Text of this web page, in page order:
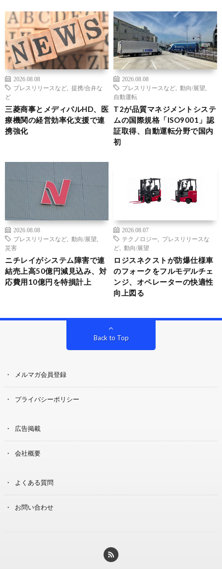
2026.08.08
プレスリリースなど
提携/合弁な
ど
三菱商事とメディパルHD、医
療機関の経営効率化支援で連
携強化
2026.08.08
プレスリリースなど
動向/展望
自動運転
T2が品質マネジメントシステ
ムの国際規格「ISO9001」認
証取得、自動運転分野で国内
初
2026.08.08
プレスリリースなど
動向/展望
災害
ニチレイがシステム障害で連
結売上高50億円減見込み、対
応費用10億円を特損計上
2026.08.07
テクノロジー
プレスリリースな
ど
動向/展望
ロジスネクストが防爆仕様車
のフォークをフルモデルチェ
ンジ、オペレーターの快適性
向上図る
Back to Top
メルマガ会員登録
プライバシーポリシー
広告掲載
会社概要
よくある質問
お問い合わせ